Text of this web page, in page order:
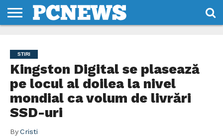
NOI
SI
CONDITII
STIRI
Kingston Digital se plasează
pe locul al doilea la nivel
mondial ca volum de livrări
SSD-uri
By Cristi